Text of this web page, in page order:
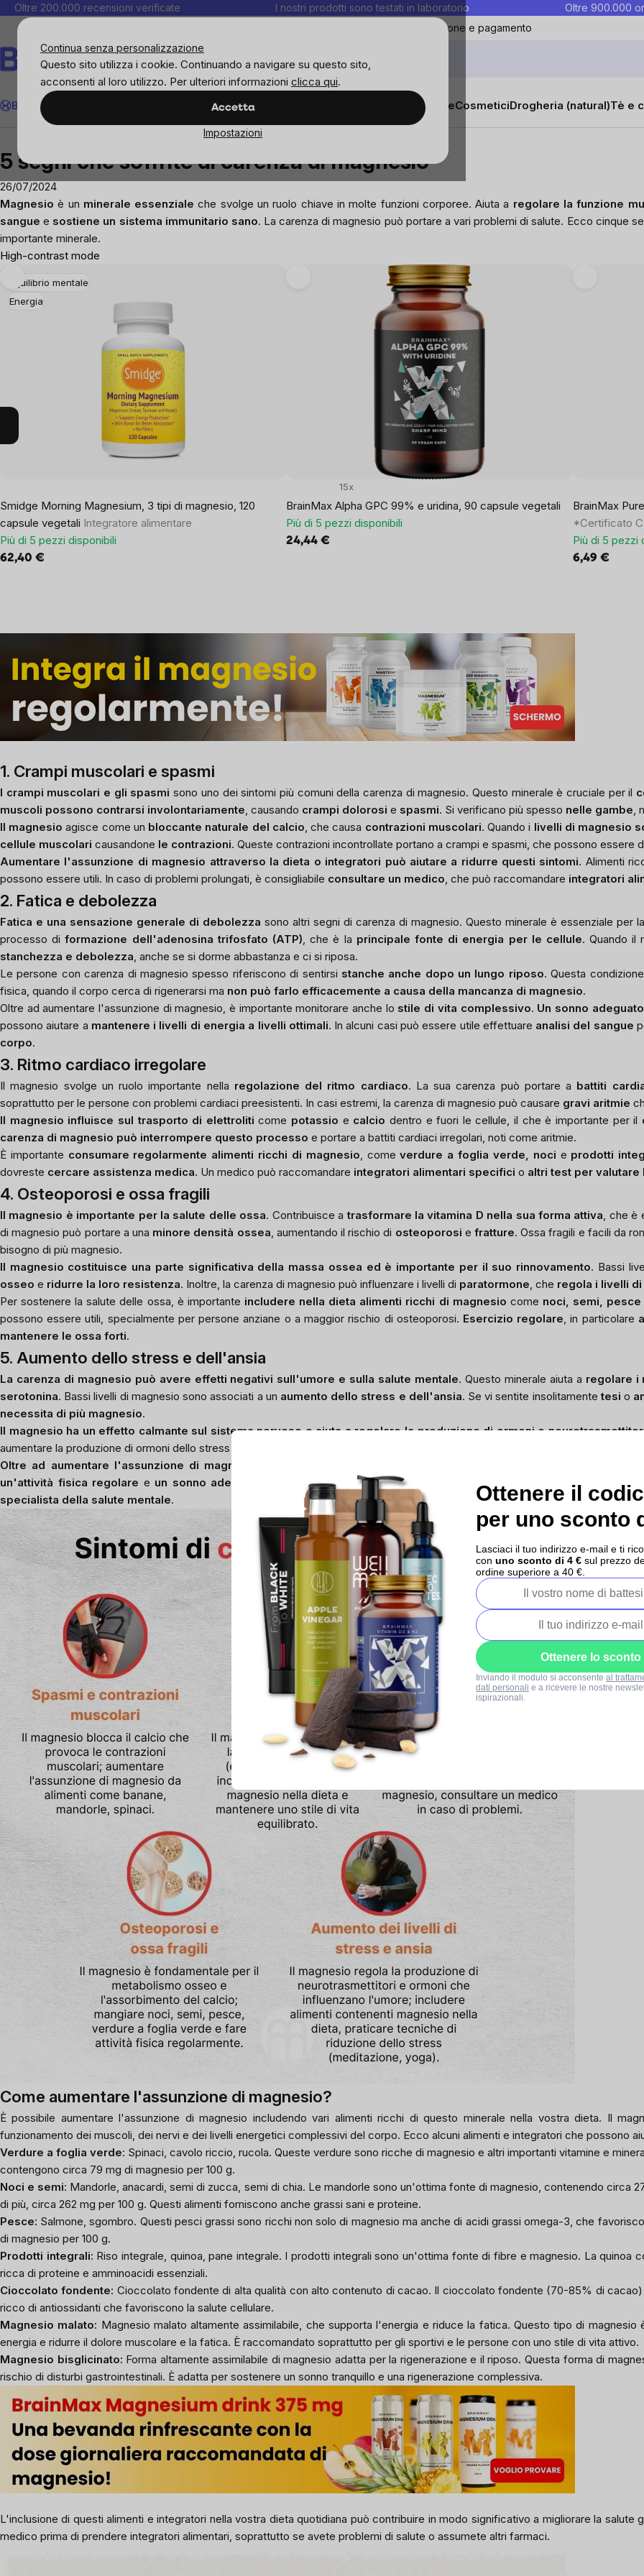
Continua senza personalizzazione
Questo sito utilizza i cookie. Continuando a navigare su questo sito,
acconsenti al loro utilizzo. Per ulteriori informazioni clicca qui.
Accetta
Impostazioni
Salta
contenuto
Oltre 200.000 recensioni verificate I nostri prodotti sono testati in laboratorio Oltre 900.000
Spedizione e pagamento
Cerca
BrainMax AlimentiAlimentazione sana Integratori e vitamineCosmeticiDrogheria (natural)Tè e
5 segni che soffrite di carenza di magnesio
5 segni che soffrite di carenza di magnesio
26/07/2024
Magnesio è un minerale essenziale che svolge un ruolo chiave in molte funzioni corporee. Aiuta a regolare la funzione
sangue e sostiene un sistema immunitario sano. La carenza di magnesio può portare a vari problemi di salute. Ecco cinque
importante minerale.
High-contrast mode
Equilibrio mentale
Energia
Smidge Morning Magnesium, 3 tipi di magnesio, 120
capsule vegetali Integratore alimentare
Più di 5 pezzi disponibili
62,40 €
BrainMax Alpha GPC 99% e uridina, 90 capsule vegetali
15x
Più di 5 pezzi disponibili
24,44 €
BrainMax
*Certificato
Più di 5 pezzi
6,49 €
1. Crampi muscolari e spasmi
I crampi muscolari e gli spasmi sono uno dei sintomi più comuni della carenza di magnesio. Questo minerale è cruciale per il
muscoli possono contrarsi involontariamente , causando crampi dolorosi e spasmi. Si verificano più spesso nelle gambe
Il magnesio agisce come un bloccante naturale del calcio , che causa contrazioni muscolari. Quando i livelli di magnesio
cellule muscolari causandone le contrazioni. Queste contrazioni incontrollate portano a crampi e spasmi, che possono essere
Aumentare l'assunzione di magnesio attraverso la dieta o integratori può aiutare a ridurre questi sintomi. Alimenti
possono essere utili. In caso di problemi prolungati, è consigliabile consultare un medico , che può raccomandare integratori
2. Fatica e debolezza
Fatica e una sensazione generale di debolezza sono altri segni di carenza di magnesio. Questo minerale è essenziale per la
processo diformazione dell'adenosina trifosfato (ATP) , che è la principale fonte di energia per le cellule. Quando il
stanchezza e debolezza , anche se si dorme abbastanza e ci si riposa.
Le persone con carenza di magnesio spesso riferiscono di sentirsi stanche anche dopo un lungo riposo. Questa
fisica, quando il corpo cerca di rigenerarsi ma non può farlo efficacemente a causa della mancanza di magnesio.
Oltre ad aumentare l'assunzione di magnesio, è importante monitorare anche lo stile di vita complessivo. Un sonno
possono aiutare a mantenere i livelli di energia a livelli ottimali. In alcuni casi può essere utile effettuare analisi del sangue
corpo.
3. Ritmo cardiaco irregolare
Il magnesio svolge un ruolo importante nella regolazione del ritmo cardiaco. La sua carenza può portare a battiti
soprattutto per le persone con problemi cardiaci preesistenti. In casi estremi, la carenza di magnesio può causare gravi aritmie
Il magnesio influisce sul trasporto di elettroliti come potassio e calcio dentro e fuori le cellule, il che è importante per il
carenza di magnesio può interrompere questo processo e portare a battiti cardiaci irregolari, noti come aritmie.
È importante consumare regolarmente alimenti ricchi di magnesio , comeverdure a foglia verde, noci e prodotti
dovreste cercare assistenza medica. Un medico può raccomandare integratori alimentari specifici o altri test per
4. Osteoporosi e ossa fragili
Il magnesio è importante per la salute delle ossa. Contribuisce atrasformare la vitamina D nella sua forma attiva , che
di magnesio può portare a una minore densità ossea , aumentando il rischio di osteoporosi efratture. Ossa fragili e facili da
bisogno di più magnesio.
Il magnesio costituisce una parte significativa della massa ossea ed è importante per il suo rinnovamento. Bassi
osseo e ridurre la loro resistenza. Inoltre, la carenza di magnesio può influenzare i livelli di paratormone , che regola i livelli
Per sostenere la salute delle ossa, è importante includere nella dieta alimenti ricchi di magnesio come noci, semi, pesce
possono essere utili, specialmente per persone anziane o a maggior rischio di osteoporosi. Esercizio regolare , in particolare
mantenere le ossa forti.
5. Aumento dello stress e dell'ansia
La carenza di magnesio può avere effetti negativi sull'umore e sulla salute mentale. Questo minerale aiuta a regolare i
serotonina. Bassi livelli di magnesio sono associati a un aumento dello stress e dell'ansia. Se vi sentite insolitamentetesi o
necessita di più magnesio.
Il magnesio ha un effetto calmante sul sistema nervoso e aiuta a regolare la produzione di ormoni e
aumentare la produzione di ormoni dello stress come il
Oltre ad aumentare l'assunzione di magnesio, è importante praticare tecniche di riduzione dello stress
un'attività fisica regolare e un sonno adeguato possono aiutare a migliorare l'umore e ridurre i livelli di stress. In caso
specialista della salute mentale.
Come aumentare l'assunzione di magnesio?
È possibile aumentare l'assunzione di magnesio includendo vari alimenti ricchi di questo minerale nella vostra dieta. Il
funzionamento dei muscoli, dei nervi e dei livelli energetici complessivi del corpo. Ecco alcuni alimenti e integratori che possono
Verdure a foglia verde: Spinaci, cavolo riccio, rucola. Queste verdure sono ricche di magnesio e altri importanti vitamine e
contengono circa 79 mg di magnesio per 100 g.
Noci e semi: Mandorle, anacardi, semi di zucca, semi di chia. Le mandorle sono un'ottima fonte di magnesio, contenendo circa
di più, circa 262 mg per 100 g. Questi alimenti forniscono anche grassi sani e proteine.
Pesce: Salmone, sgombro. Questi pesci grassi sono ricchi non solo di magnesio ma anche di acidi grassi omega-3, che
di magnesio per 100 g.
Prodotti integrali: Riso integrale, quinoa, pane integrale. I prodotti integrali sono un'ottima fonte di fibre e magnesio. La quinoa
ricca di proteine e amminoacidi essenziali.
Cioccolato fondente: Cioccolato fondente di alta qualità con alto contenuto di cacao. Il cioccolato fondente (70-85% di
ricco di antiossidanti che favoriscono la salute cellulare.
Magnesio malato: Magnesio malato altamente assimilabile, che supporta l'energia e riduce la fatica. Questo tipo di
energia e ridurre il dolore muscolare e la fatica. È raccomandato soprattutto per gli sportivi e le persone con uno stile di vita attivo.
Magnesio bisglicinato: Forma altamente assimilabile di magnesio adatta per la rigenerazione e il riposo. Questa forma di
rischio di disturbi gastrointestinali. È adatta per sostenere un sonno tranquillo e una rigenerazione complessiva.
L'inclusione di questi alimenti e integratori nella vostra dieta quotidiana può contribuire in modo significativo a migliorare la salute
medico prima di prendere integratori alimentari, soprattutto se avete problemi di salute o assumete altri farmaci.
Ottenere il
per uno sconto
Lasciaci il tuo indirizzo e-mail e ti
con uno sconto di 4 € sul prezzo
ordine superiore a 40 €.
Ottenere lo sconto
Inviando il modulo si acconsente al
dati personali e a ricevere le nostre
ispirazionali.